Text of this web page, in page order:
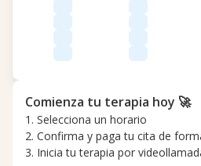
Comienza tu terapia hoy 🚀
1. Selecciona un horario
2. Confirma y paga tu cita de
3. Inicia tu terapia por